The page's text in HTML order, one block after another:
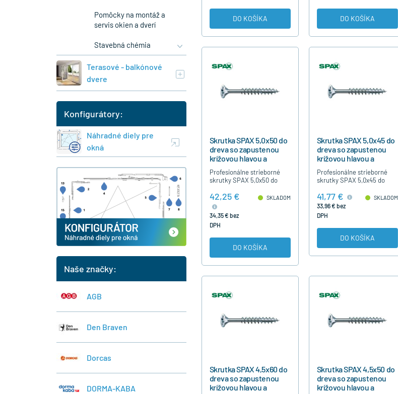
DO KOŠÍKA DO KOŠÍKA
Skrutka SPAX 5,0x50 do
dreva so zapustenou
krížovou hlavou a
500ks
Profesionálne strieborné
skrutky SPAX 5,0x50 do
čiastočným závitom, bez
nutnosti predvŕtania,
strieborné modrý…
42,25 €
34,35 € bez
DPH
SKLADOM
DO KOŠÍKA
Skrutka SPAX 5,0x45 do
dreva so zapustenou
krížovou hlavou a
500ks
Profesionálne strieborné
skrutky SPAX 5,0x45 do
čiastočným závitom, bez
nutnosti predvŕtania,
strieborné modrý…
41,77 €
33,96 € bez
DPH
SKLADOM
DO KOŠÍKA
Skrutka SPAX 4,5x60 do
dreva so zapustenou
krížovou hlavou a
Skrutka SPAX 4,5x50 do
dreva so zapustenou
krížovou hlavou a
Pomôcky na montáž a
servis okien a dverí
Stavebná chémia
Terasové - balkónové
dvere
Konfigurátory:
Náhradné diely pre
okná
Naše značky:
AGB
Den Braven
Dorcas
DORMA-KABA